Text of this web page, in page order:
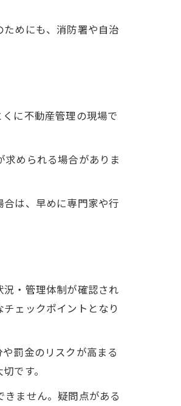
めにも、消防署や自治
に不動産管理の現場で
められる場合がありま
は、早めに専門家や行
・管理体制が確認され
ェックポイントとなり
罰金のリスクが高まる
です。
きません。疑問点がある